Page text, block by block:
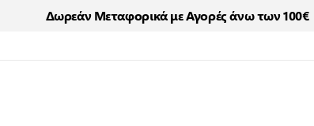
Δωρεάν Μεταφορικά με Αγορές άνω των 100€